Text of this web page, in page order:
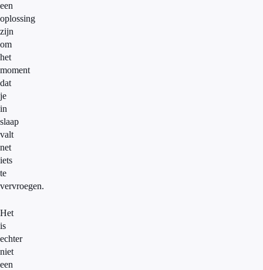
een
oplossing
zijn
om
het
moment
dat
je
in
slaap
valt
net
iets
te
vervroegen.
Het
is
echter
niet
een